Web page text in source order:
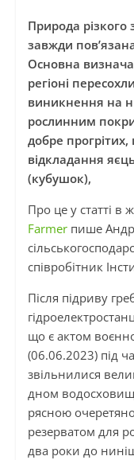
Природа різкого
завжди
Основна
регіоні
виникнення на
рослинним
добре
відкладання
(кубушок),
Про це у статті в
Farmerпише
співробітник
Після підриву
що є актом
(06.06.2023) під
звільнилися
дном
рясною
резерватом для
два роки до